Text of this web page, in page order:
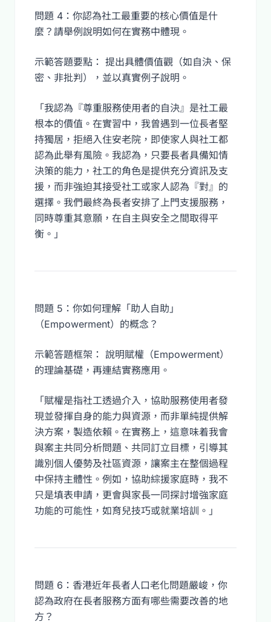
問題 4：你認為社工最重要的核心價值是什
麼？請舉例說明如何在實務中體現。
示範答題要點： 提出具體價值觀（如自決、保
密、非批判），並以真實例子說明。
「我認為『尊重服務使用者的自決』是社工最
根本的價值。在實習中，我曾遇到一位長者堅
持獨居，拒絕入住安老院，即使家人與社工都
認為此舉有風險。我認為，只要長者具備知情
決策的能力，社工的角色是提供充分資訊及支
援，而非強迫其接受社工或家人認為『對』的
選擇。我們最終為長者安排了上門支援服務，
同時尊重其意願，在自主與安全之間取得平
衡。」
問題 5：你如何理解「助人自助」
（Empowerment）的概念？
示範答題框架： 說明賦權（Empowerment）
的理論基礎，再連結實務應用。
「賦權是指社工透過介入，協助服務使用者發
現並發揮自身的能力與資源，而非單純提供解
決方案，製造依賴。在實務上，這意味着我會
與案主共同分析問題、共同訂立目標，引導其
識別個人優勢及社區資源，讓案主在整個過程
中保持主體性。例如，協助綜援家庭時，我不
只是填表申請，更會與家長一同探討增強家庭
功能的可能性，如育兒技巧或就業培訓。」
問題 6：香港近年長者人口老化問題嚴峻，你
認為政府在長者服務方面有哪些需要改善的地
方？